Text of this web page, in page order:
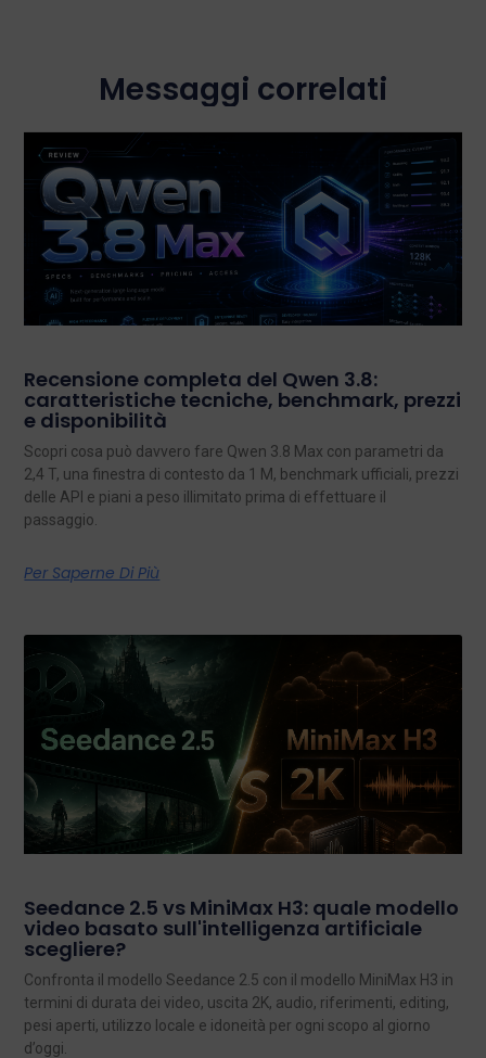
Messaggi correlati
Recensione completa del Qwen 3.8:
caratteristiche tecniche, benchmark, prezzi
e disponibilità
Scopri cosa può davvero fare Qwen 3.8 Max con parametri da
2,4 T, una finestra di contesto da 1 M, benchmark ufficiali, prezzi
delle API e piani a peso illimitato prima di effettuare il
passaggio.
Per Saperne Di Più
Seedance 2.5 vs MiniMax H3: quale modello
video basato sull'intelligenza artificiale
scegliere?
Confronta il modello Seedance 2.5 con il modello MiniMax H3 in
termini di durata dei video, uscita 2K, audio, riferimenti, editing,
pesi aperti, utilizzo locale e idoneità per ogni scopo al giorno
d’oggi.